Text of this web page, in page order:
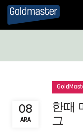
08
ARA
한때
그